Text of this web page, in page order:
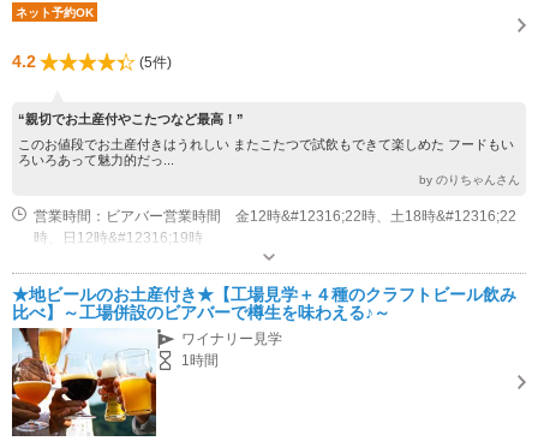
ネット予約OK
4.2 (5件)
“親切でお土産付やこたつなど最高！”
このお値段でお土産付きはうれしい またこたつで試飲もできて楽しめた フードもい
ろいろあって魅力的だっ...
by のりちゃんさん
営業時間：ビアバー営業時間 金12時&#12316;22時、土18時&#12316;22
時、日12時&#12316;19時
★地ビールのお土産付き★【工場見学＋４種のクラフトビール飲み
比べ】～工場併設のビアバーで樽生を味わえる♪～
ワイナリー見学
1時間